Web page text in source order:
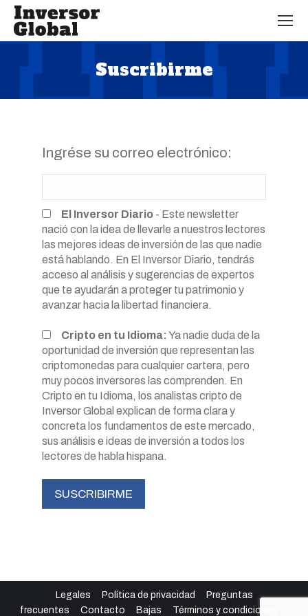
Suscribirme
Ingrése su correo electrónico:
El Inversor Diario- Este newsletter
nació con la idea de llevarle a nuestros lectores
las mejores ideas de inversión de las que nadie
está hablando. En El Inversor Diario, tendrás
acceso al análisis y sugerencias de expertos
que te ayudarán a proteger tu patrimonio y
avanzar hacia la libertad financiera.
Cripto en tu Idioma:Ya nadie duda de la
oportunidad de inversión que representan las
criptomonedas para cualquier cartera, pero
muy pocos inversores las comprenden. En
Cripto en tu Idioma, los analistas cripto de
Inversor Global explican de forma clara y
concreta los fundamentos de este mercado,
sus análisis e ideas de inversión a todos los
lectores de habla hispana.
Legales Política de privacidad
Preguntas
frecuentes
Contacto Bajas Términos y condiciones